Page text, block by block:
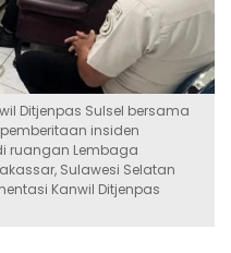
Ditjenpas Sulsel bersama
insiden
ruangan Lembaga
Sulawesi Selatan
Kanwil Ditjenpas